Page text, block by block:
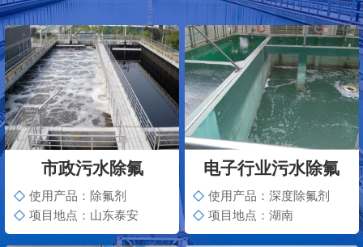
市政污水除氟
使用产品：除氟剂
项目地点：山东泰安
电子行业污水除氟
使用产品：深度除氟剂
项目地点：湖南